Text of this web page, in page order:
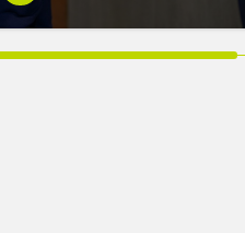
más
sobreMikel
Jauregi